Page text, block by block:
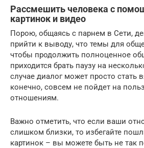
Рассмешить человека с
картинок и видео
Порою, общаясь с парнем в Сети,
прийти к выводу, что темы для
чтобы продолжить полноценное
приходится брать паузу на
случае диалог может просто стать
конечно, совсем не пойдет на
отношениям.
Важно отметить, что если ваши
слишком близки, то избегайте
картинок – вы можете быть не так